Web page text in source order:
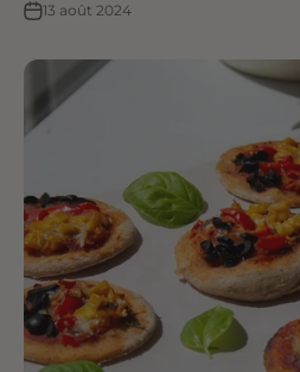
13 août 2024